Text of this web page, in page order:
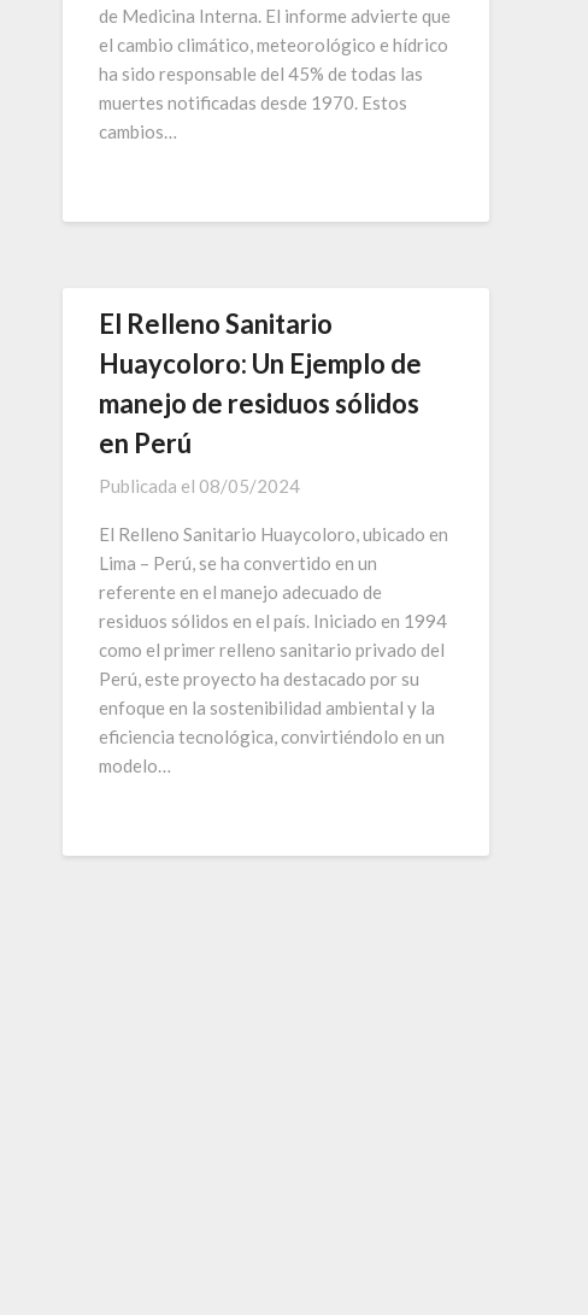
de Medicina Interna. El informe advierte que
el cambio climático, meteorológico e hídrico
ha sido responsable del 45% de todas las
muertes notificadas desde 1970. Estos
cambios…
El Relleno Sanitario
Huaycoloro: Un Ejemplo de
manejo de residuos sólidos
en Perú
Publicada el 08/05/2024
El Relleno Sanitario Huaycoloro, ubicado en
Lima – Perú, se ha convertido en un
referente en el manejo adecuado de
residuos sólidos en el país. Iniciado en 1994
como el primer relleno sanitario privado del
Perú, este proyecto ha destacado por su
enfoque en la sostenibilidad ambiental y la
eficiencia tecnológica, convirtiéndolo en un
modelo…